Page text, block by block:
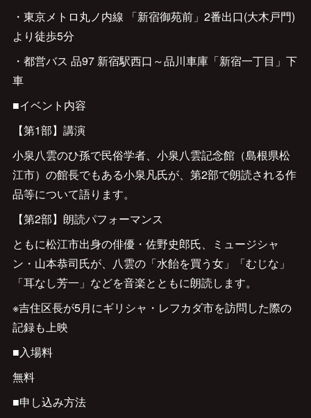
・東京メトロ丸ノ内線 「新宿御苑前」2番出口(大木戸門)
より徒歩5分
・都営バス 品97 新宿駅西口～品川車庫「新宿一丁目」下
車
■イベント内容
【第1部】講演
小泉八雲のひ孫で民俗学者、小泉八雲記念館（島根県松
江市）の館長でもある小泉凡氏が、第2部で朗読される作
品等について語ります。
【第2部】朗読パフォーマンス
ともに松江市出身の俳優・佐野史郎氏、ミュージシャ
ン・山本恭司氏が、八雲の「水飴を買う女」「むじな」
「耳なし芳一」などを音楽とともに朗読します。
※吉住区長が5月にギリシャ・レフカダ市を訪問した際の
記録も上映
■入場料
無料
■申し込み方法